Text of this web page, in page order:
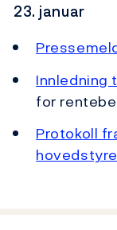
23. januar
Innledning
for
Protokoll
hovedstyre